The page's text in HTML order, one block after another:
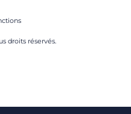
droits réservés.